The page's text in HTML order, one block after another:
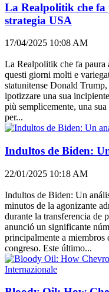
La Realpolitik che
strategia USA
17/04/2025 10:08 AM
La Realpolitik che fa paura
questi giorni molti e
statunitense Donald
ipotizzare una sua
più semplicemente, una
per...
Indultos de Biden:
22/01/2025 10:18 AM
Indultos de Biden: Un
minutos de la agonizante
durante la transferencia de
anunció un significante
principalmente a miembros
congreso. Este último...
Internazionale